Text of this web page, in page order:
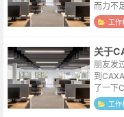
而力不
这个叫
vie...
工作
关于
朋友发
到
了一下
编辑标
大致是
工作